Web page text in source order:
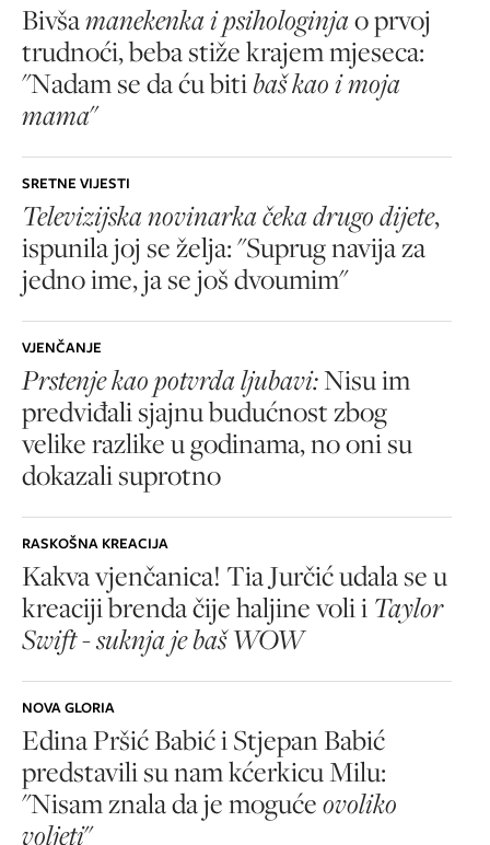
Bivšamanekenka i psihologinjao prvoj
trudnoći, beba stiže krajem mjeseca:
"Nadam se da ću bitibaš kao i moja
mama"
SRETNE VIJESTI
Televizijska novinarka čeka drugo dijete,
ispunila joj se želja: "Suprug navija za
jedno ime, ja se još dvoumim"
VJENČANJE
Prstenje kao potvrda ljubavi:Nisu im
predviđali sjajnu budućnost zbog
velike razlike u godinama, no oni su
dokazali suprotno
RASKOŠNA KREACIJA
Kakva vjenčanica! Tia Jurčić udala se u
kreaciji brenda čije haljine voli i Taylor
Swift - suknja je baš WOW
NOVA GLORIA
Edina Pršić Babić i Stjepan Babić
predstavili su nam kćerkicu Milu:
"Nisam znala da je mogućeovoliko
voljeti"